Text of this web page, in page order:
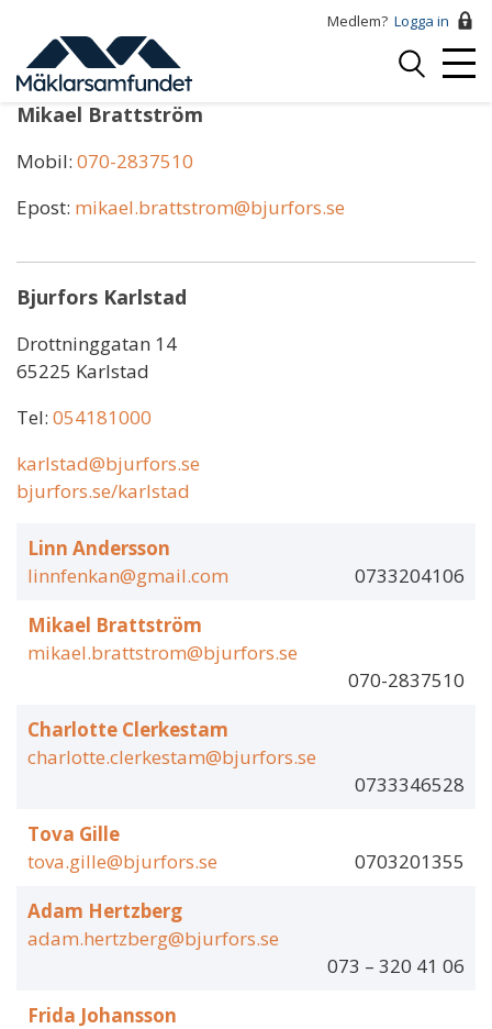
huvudinnehåll
Medlem? Logga in
Logga
Mikael Brattström
Mobil: 070-2837510
Epost: mikael.brattstrom@bjurfors.se
Bjurfors Karlstad
Drottninggatan 14
65225 Karlstad
Tel: 054181000
karlstad@bjurfors.se
bjurfors.se/karlstad
Linn Andersson
linnfenkan@gmail.com
0733204106
Mikael Brattström
mikael.brattstrom@bjurfors.se
070-2837510
Charlotte Clerkestam
charlotte.clerkestam@bjurfors.se
0733346528
Tova Gille
tova.gille@bjurfors.se
0703201355
Adam Hertzberg
adam.hertzberg@bjurfors.se
073 – 320 41 06
Frida Johansson